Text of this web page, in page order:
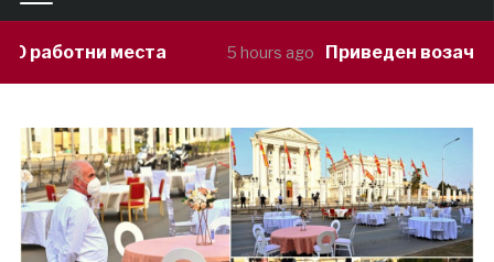
5 hours ago Приведен возач кој ја